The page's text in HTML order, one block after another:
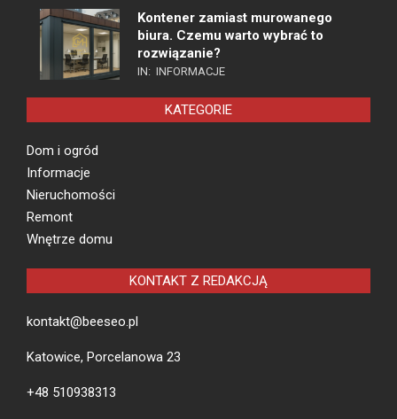
Kontener zamiast murowanego
biura. Czemu warto wybrać to
rozwiązanie?
IN: INFORMACJE
KATEGORIE
Dom i ogród
Informacje
Nieruchomości
Remont
Wnętrze domu
KONTAKT Z REDAKCJĄ
kontakt@beeseo.pl
Katowice, Porcelanowa 23
+48 510938313